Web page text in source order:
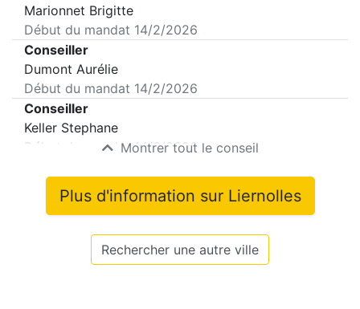
Marionnet Brigitte
Début du mandat 14/2/2026
Conseiller
Dumont Aurélie
Début du mandat 14/2/2026
Conseiller
Keller Stephane
Début du mandat14/2/2026
Montrer tout le conseil
Plus d'information sur Liernolles
Rechercher une autre ville